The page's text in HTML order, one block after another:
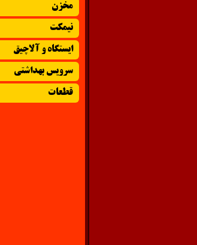
مخزن
نیمکت
ایستگاه و آلاچیق
سرویس بهداشتی
قطعات